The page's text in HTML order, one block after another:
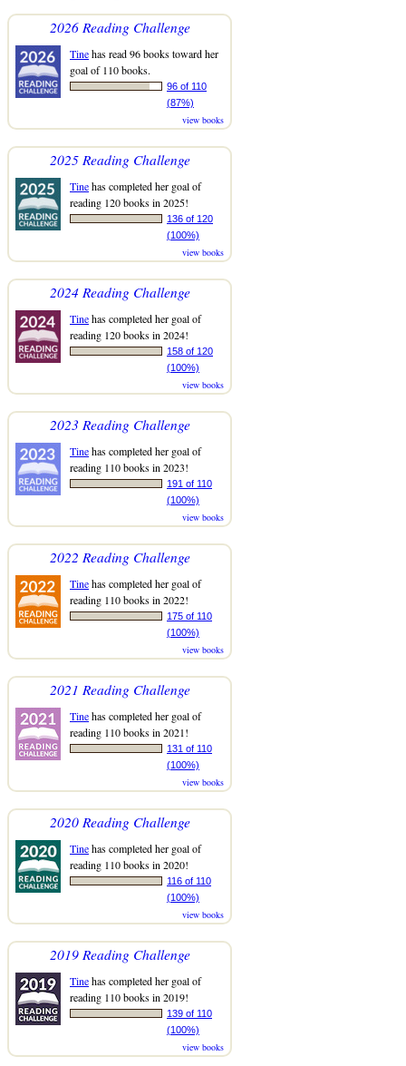
2026 Reading Challenge
Tinehas read 96 books toward her
goal of 110 books.
96 of 110
(87%)
view books
2025 Reading Challenge
Tinehas completed her goal of
reading 120 books in 2025!
136 of 120
(100%)
view books
2024 Reading Challenge
Tinehas completed her goal of
reading 120 books in 2024!
158 of 120
(100%)
view books
2023 Reading Challenge
Tinehas completed her goal of
reading 110 books in 2023!
191 of 110
(100%)
view books
2022 Reading Challenge
Tinehas completed her goal of
reading 110 books in 2022!
175 of 110
(100%)
view books
2021 Reading Challenge
Tinehas completed her goal of
reading 110 books in 2021!
131 of 110
(100%)
view books
2020 Reading Challenge
Tinehas completed her goal of
reading 110 books in 2020!
116 of 110
(100%)
view books
2019 Reading Challenge
Tinehas completed her goal of
reading 110 books in 2019!
139 of 110
(100%)
view books